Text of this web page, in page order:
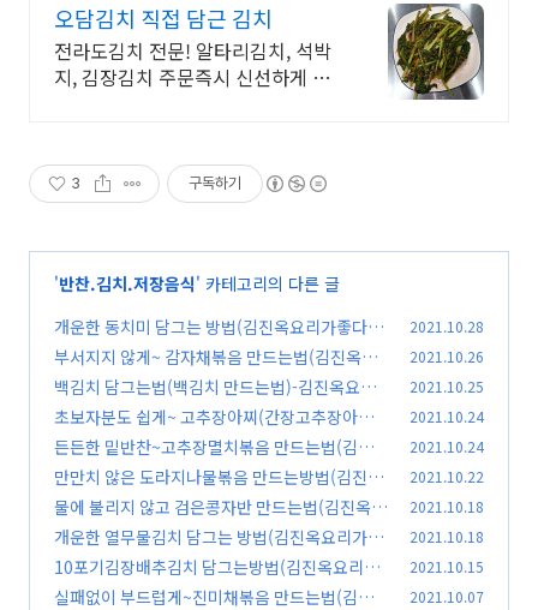
오담김치 직접 담근 김치
전라도김치 전문! 알타리김치, 석박
지, 김장김치 주문즉시 신선하게 배
3 구독하기
'반찬.김치.저장음식' 카테고리의 다른 글
개운한 동치미 담그는 방법(김진옥요리가좋다)
(4)
2021.10.28
부서지지 않게~ 감자채볶음 만드는법(김진옥요
리가좋다)
(0)
2021.10.26
백김치 담그는법(백김치 만드는법)-김진옥요리
가좋다 (0)
2021.10.25
초보자분도 쉽게~ 고추장아찌(간장고추장아찌)
만들기(김진옥요리가좋다)
(0)
2021.10.24
든든한 밑반찬~고추장멸치볶음 만드는법(김진
옥요리가좋다)
(1)
2021.10.24
만만치 않은 도라지나물볶음 만드는방법(김진옥
요리가좋다)
(0)
2021.10.22
물에 불리지 않고 검은콩자반 만드는법(김진옥요
리가좋다)
(0)
2021.10.18
개운한 열무물김치 담그는 방법(김진옥요리가좋
다)
(0)
2021.10.18
10포기김장배추김치 담그는방법(김진옥요리가
좋다)
(6)
2021.10.15
실패없이 부드럽게~진미채볶음 만드는법(김진
2021.10.07